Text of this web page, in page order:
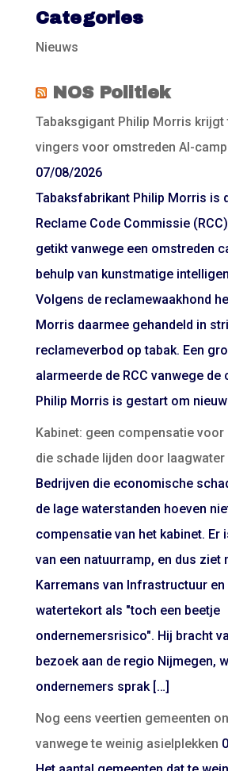
Categories
Nieuws
NOS Politiek
Tabaksgigant Philip Morris krijgt
vingers voor omstreden AI-
07/08/2026
Tabaksfabrikant Philip Morris is
Reclame Code Commissie
getikt vanwege een omstreden
behulp van kunstmatige
Volgens de reclamewaakhond
Morris daarmee gehandeld in
reclameverbod op tabak. Een
alarmeerde de RCC vanwege de
Philip Morris is gestart om
Kabinet: geen compensatie
die schade lijden door laagwater
Bedrijven die economische
de lage waterstanden hoeven
compensatie van het kabinet. Er
van een natuurramp, en dus ziet
Karremans van Infrastructuur
watertekort als "toch een beetje
ondernemersrisico". Hij bracht
bezoek aan de regio Nijmegen,
ondernemers sprak […]
Nog eens veertien gemeenten
vanwege te weinig asielplekken